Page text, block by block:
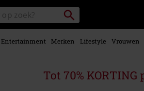
Packstation
zoeken
Entertainment Merken Lifestyle Vrouwen
Tot 70% KORTING